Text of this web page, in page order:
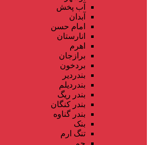
آب پخش
آبدان
امام حسن
انارستان
اهرم
برازجان
بردخون
بندردیر
بندردیلم
بندر ریگ
بندر کنگان
بندر گناوه
بنک
تنگ ارم
جم